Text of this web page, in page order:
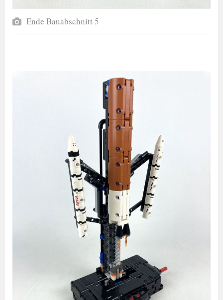
Ende Bauabschnitt 5